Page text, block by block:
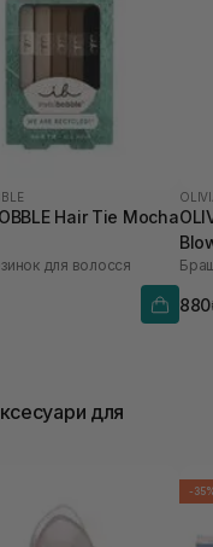
Hair Tie Mocha
для волосся
для
-